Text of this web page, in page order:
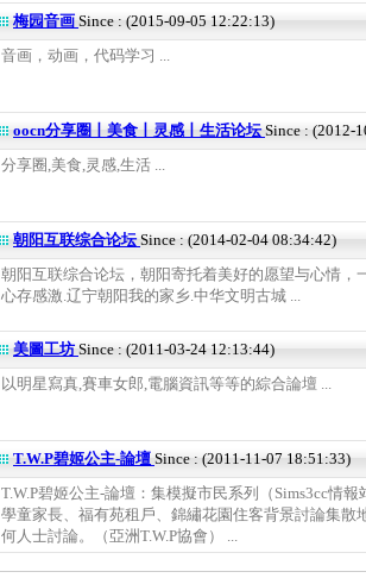
梅园音画 Since : (2015-09-05 12:22:13)
音画，动画，代码学习 ...
oocn分享圈丨美食丨灵感丨生活论坛Since : (2012-
分享圈,美食,灵感,生活 ...
朝阳互联综合论坛Since : (2014-02-04 08:34:42)
朝阳互联综合论坛，朝阳寄托着美好的愿望与心情，
心存感激.辽宁朝阳我的家乡.中华文明古城 ...
美圖工坊 Since : (2011-03-24 12:13:44)
以明星寫真,賽車女郎,電腦資訊等等的綜合論壇 ...
T.W.P碧姬公主-論壇 Since : (2011-11-07 18:51:33)
T.W.P碧姬公主-論壇：集模擬市民系列（Sims3cc情報
學童家長、福有苑租戶、錦繡花園住客背景討論集散
何人士討論。（亞洲T.W.P協會） ...